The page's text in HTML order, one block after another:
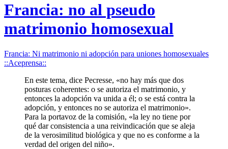
Francia: no al pseudo
matrimonio homosexual
Francia: Ni matrimonio ni adopción para uniones homosexuales
::Aceprensa::
En este tema, dice Pecresse, «no hay más que dos
posturas coherentes: o se autoriza el matrimonio, y
entonces la adopción va unida a él; o se está contra la
adopción, y entonces no se autoriza el matrimonio».
Para la portavoz de la comisión, «la ley no tiene por
qué dar consistencia a una reivindicación que se aleja
de la verosimilitud biológica y que no es conforme a la
verdad del origen del niño».